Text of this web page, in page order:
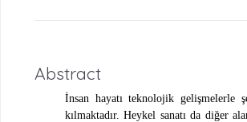
Abstract
İnsan hayatı teknolojik gelişmelerle
kılmaktadır. Heykel sanatı da diğer